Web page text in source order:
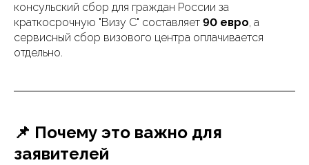
консульский сбор для граждан России за
краткосрочную "Визу C" составляет 90 евро, а
сервисный сбор визового центра оплачивается
отдельно.
📌 Почему это важно для
заявителей